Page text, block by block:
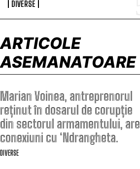
DIVERSE
ARTICOLE
ASEMANATOARE
Marian Voinea, antreprenorul
reținut în dosarul de corupție
din sectorul armamentului, are
conexiuni cu ‘Ndrangheta.
DIVERSE